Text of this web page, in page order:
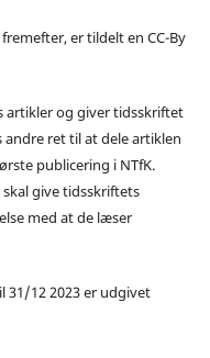
er tildelt en CC-By
artikler og giver tidsskriftet
ret til at dele artiklen
publicering i NTfK.
give tidsskriftets
med at de læser
31/12 2023 er udgivet